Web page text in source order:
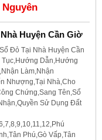
Nguyên
Huyện Cần Giờ
Đỏ Tại Nhà Huyện Cần
Tục,Hướng Dẫn,Hướng
Làm,Nhận
Nhượng,Tại Nhà,Cho
Chứng,Sang Tên,Sổ
Sử Dụng Đất
Phú,Gò Vấp,Tân